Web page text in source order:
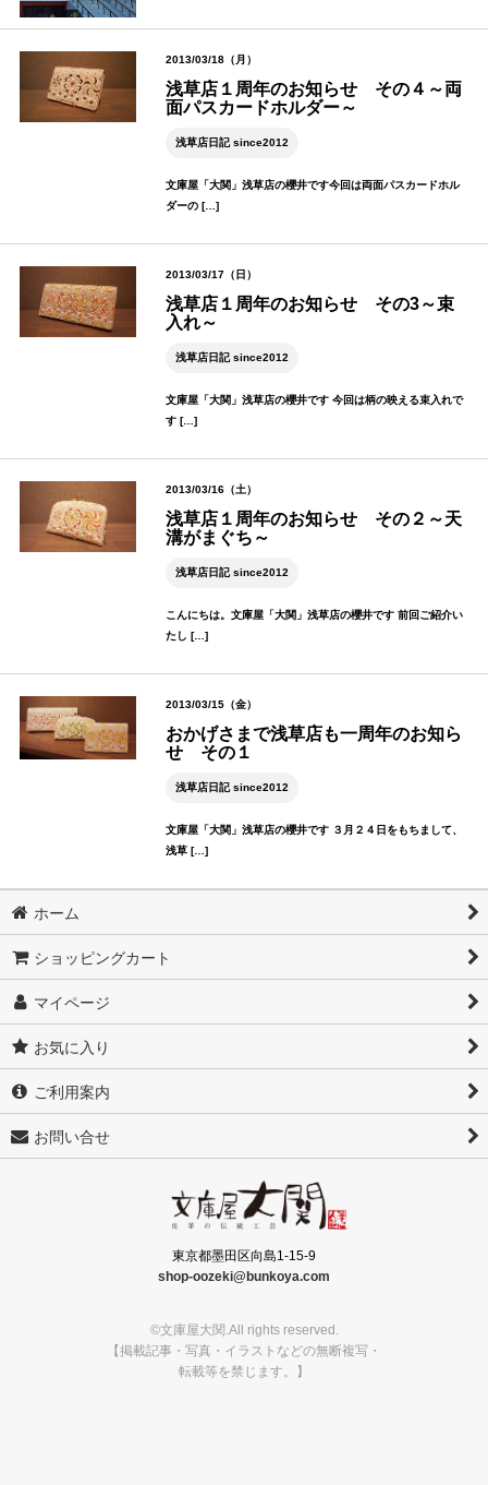
2013/03/18（月）
浅草店１周年のお知らせ その４～両
面パスカードホルダー～
浅草店日記 since2012
文庫屋「大関」浅草店の櫻井です今回は両面パスカードホル
ダーの […]
2013/03/17（日）
浅草店１周年のお知らせ その3～束
入れ～
浅草店日記 since2012
文庫屋「大関」浅草店の櫻井です 今回は柄の映える束入れで
す […]
2013/03/16（土）
浅草店１周年のお知らせ その２～天
溝がまぐち～
浅草店日記 since2012
こんにちは。文庫屋「大関」浅草店の櫻井です 前回ご紹介い
たし […]
2013/03/15（金）
おかげさまで浅草店も一周年のお知ら
せ その１
浅草店日記 since2012
文庫屋「大関」浅草店の櫻井です ３月２４日をもちまして、
浅草 […]
ホーム
ショッピングカート
マイページ
お気に入り
ご利用案内
お問い合せ
東京都墨田区向島1-15-9
shop-oozeki@bunkoya.com
©文庫屋大関.All rights reserved.
【掲載記事・写真・イラストなどの無断複写・
転載等を禁じます。】